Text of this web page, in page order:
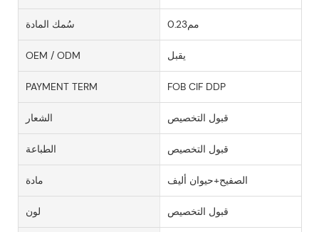
سُمك المادة مم0.23
OEM / ODM يقبل
PAYMENT TERM FOB CIF DDP
الشعار قبول التخصيص
الطباعة قبول التخصيص
مادة الصفيح+حيوان أليف
لون قبول التخصيص